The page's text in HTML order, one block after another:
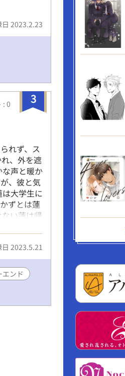
日 2023.2.23
3
: 0
れず、ス
、外を遮
声と暖か
、彼と気
大学生に
ずとは蓮
い蓮は帰
い優しさ
。 色のあ
2023.5.21
エンド